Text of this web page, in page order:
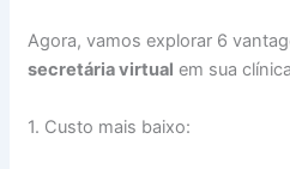
Agora, vamos explorar 6
secretária virtual em sua
1. Custo mais baixo: